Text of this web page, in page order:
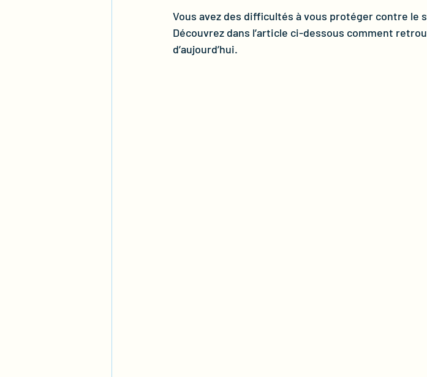
Vous avez des difficultés à vous protéger contre le
Découvrez dans l’article ci-dessous comment
d’aujourd’hui.